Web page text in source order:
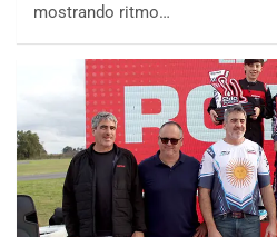
mostrando ritmo…